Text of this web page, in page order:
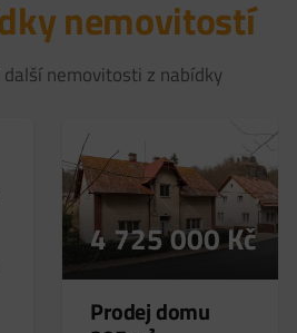
nemovitostí
nemovitosti z nabídky
4 725 000Kč
Prodej domu